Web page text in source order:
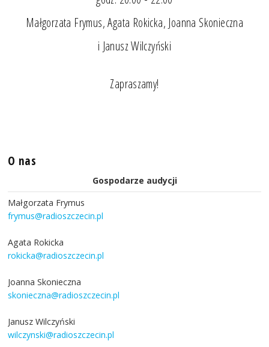
Małgorzata Frymus, Agata Rokicka, Joanna Skonieczna
i Janusz Wilczyński
Zapraszamy!
O nas
Gospodarze audycji
Małgorzata Frymus
frymus@radioszczecin.pl
Agata Rokicka
rokicka@radioszczecin.pl
Joanna Skonieczna
skonieczna@radioszczecin.pl
Janusz Wilczyński
wilczynski@radioszczecin.pl